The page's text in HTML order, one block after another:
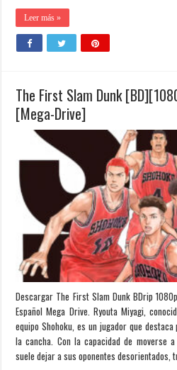
Leer más »
The First Slam Dunk
[Mega-Drive]
Descargar The First Slam Dunk BDrip
Español Mega Drive. Ryouta Miyagi,
equipo Shohoku, es un jugador que
la cancha. Con la capacidad de moverse
suele dejar a sus oponentes desorientados,